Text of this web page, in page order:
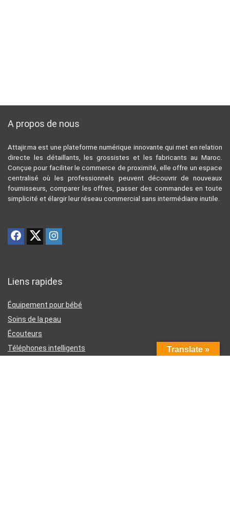
A propos de nous
Attajir.ma est une plateforme numérique innovante qui met en relation
directe les détaillants, les grossistes et les fabricants au Maroc.
Conçue pour faciliter le commerce de proximité, elle offre un espace
centralisé où les professionnels peuvent découvrir de nouveaux
fournisseurs, comparer les offres, passer des commandes en toute
simplicité et élargir leur réseau commercial sans intermédiaire inutile.
Liens rapides
Équipement pour bébé
Soins de la peau
Écouteurs
Téléphones intelligents
Translate »